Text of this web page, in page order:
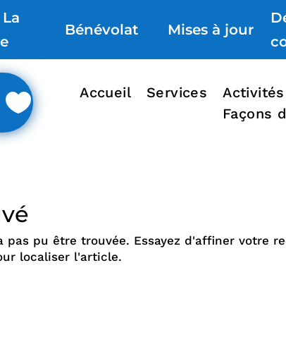
Bénévolat Mises à jour
Accueil Services Activités
Façons
pas pu être trouvée. Essayez d'affiner votre
localiser l'article.